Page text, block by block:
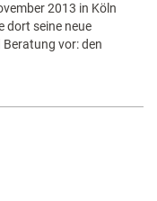
2013 in Köln
dort seine neue
vor: den